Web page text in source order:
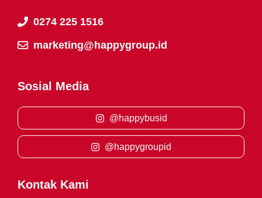
0274 225 1516
marketing@happygroup.id
Sosial Media
@happybusid
@happygroupid
Kontak Kami